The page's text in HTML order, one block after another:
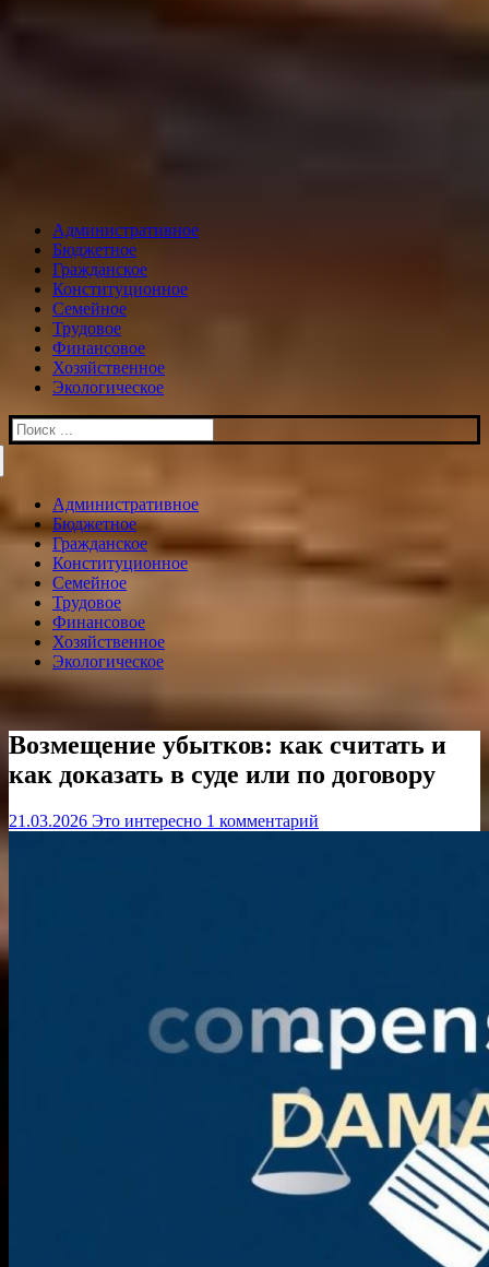
Административное
Бюджетное
Гражданское
Конституционное
Семейное
Трудовое
Финансовое
Хозяйственное
Экологическое
Искать:
Административное
Бюджетное
Гражданское
Конституционное
Семейное
Трудовое
Финансовое
Хозяйственное
Экологическое
Возмещение убытков: как считать и
как доказать в суде или по договору
21.03.2026 Это интересно 1 комментарий